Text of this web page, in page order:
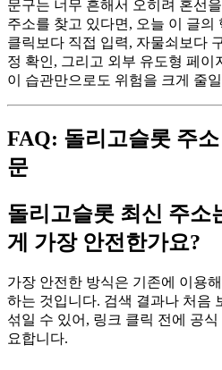
문구는 너무 흔해서 오히려 혼선
주소를 찾고 있다면, 오늘 이 글의
클릭보다 직접 입력, 자물쇠보다
정 확인, 그리고 외부 유도형 페이
이 습관만으로도 위험을 크게 줄
FAQ: 돌리고슬롯 주
문
돌리고슬롯 최신 주소
게 가장 안전한가요?
가장 안전한 방식은 기존에 이용
하는 것입니다. 검색 결과나 처음
섞일 수 있어, 링크 클릭 전에 공
요합니다.